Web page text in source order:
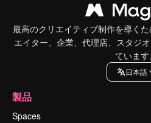
最高のクリエイティブ制作を導く
エイター、企業、代理店、スタジ
ています。
日本語
製品
Spaces